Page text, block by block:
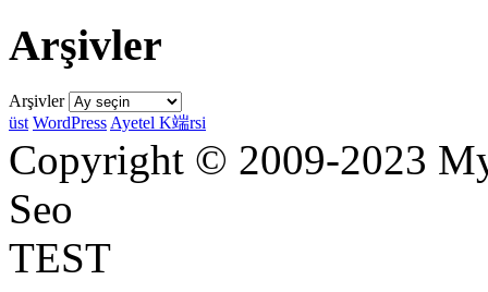
Arşivler
Arşivler
üst WordPress Ayetel K端rsi
Copyright © 2009-2023
Seo
TEST